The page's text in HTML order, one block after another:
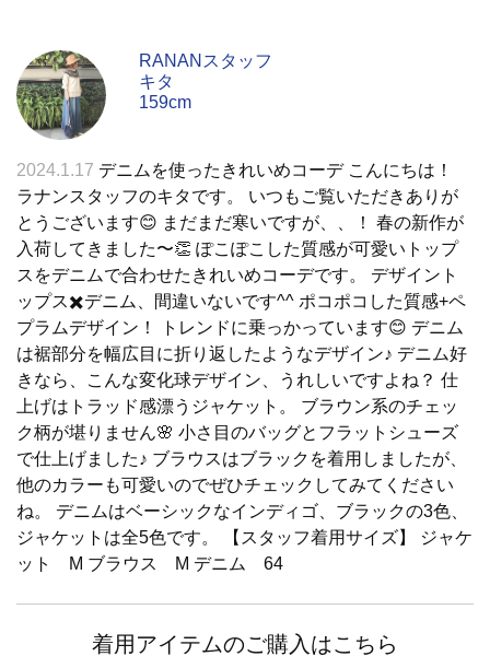
RANANスタッフ
キタ
159cm
2024.1.17 デニムを使ったきれいめコーデ こんにちは！
ラナンスタッフのキタです。 いつもご覧いただきありが
とうございます😊 まだまだ寒いですが、、！ 春の新作が
入荷してきました〜👏 ぽこぽこした質感が可愛いトップ
スをデニムで合わせたきれいめコーデです。 デザイント
ップス✖️デニム、間違いないです^^ ポコポコした質感+ペ
プラムデザイン！ トレンドに乗っかっています😊 デニム
は裾部分を幅広目に折り返したようなデザイン♪ デニム好
きなら、こんな変化球デザイン、うれしいですよね？ 仕
上げはトラッド感漂うジャケット。 ブラウン系のチェッ
ク柄が堪りません🌸 小さ目のバッグとフラットシューズ
で仕上げました♪ ブラウスはブラックを着用しましたが、
他のカラーも可愛いのでぜひチェックしてみてください
ね。 デニムはベーシックなインディゴ、ブラックの3色、
ジャケットは全5色です。 【スタッフ着用サイズ】 ジャケ
ット M ブラウス M デニム 64
着用アイテムのご購入はこちら